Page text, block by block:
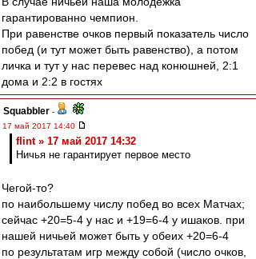
гарантированно чемпион.
При равенстве очков первый показатель число
побед (и тут может быть равенство), а потом
личка и тут у нас перевес над конюшней, 2:1
дома и 2:2 в гостях
Squabbler -
17 май 2017 14:40
flint » 17 май 2017 14:32
Ничья не гарантирует первое место
Чегой-то?
по наибольшему числу побед во всех Матчах;
сейчас +20=5-4 у нас и +19=6-4 у ишаков. при
нашей ничьей может быть у обеих +20=6-4
по результатам игр между собой (число очков,